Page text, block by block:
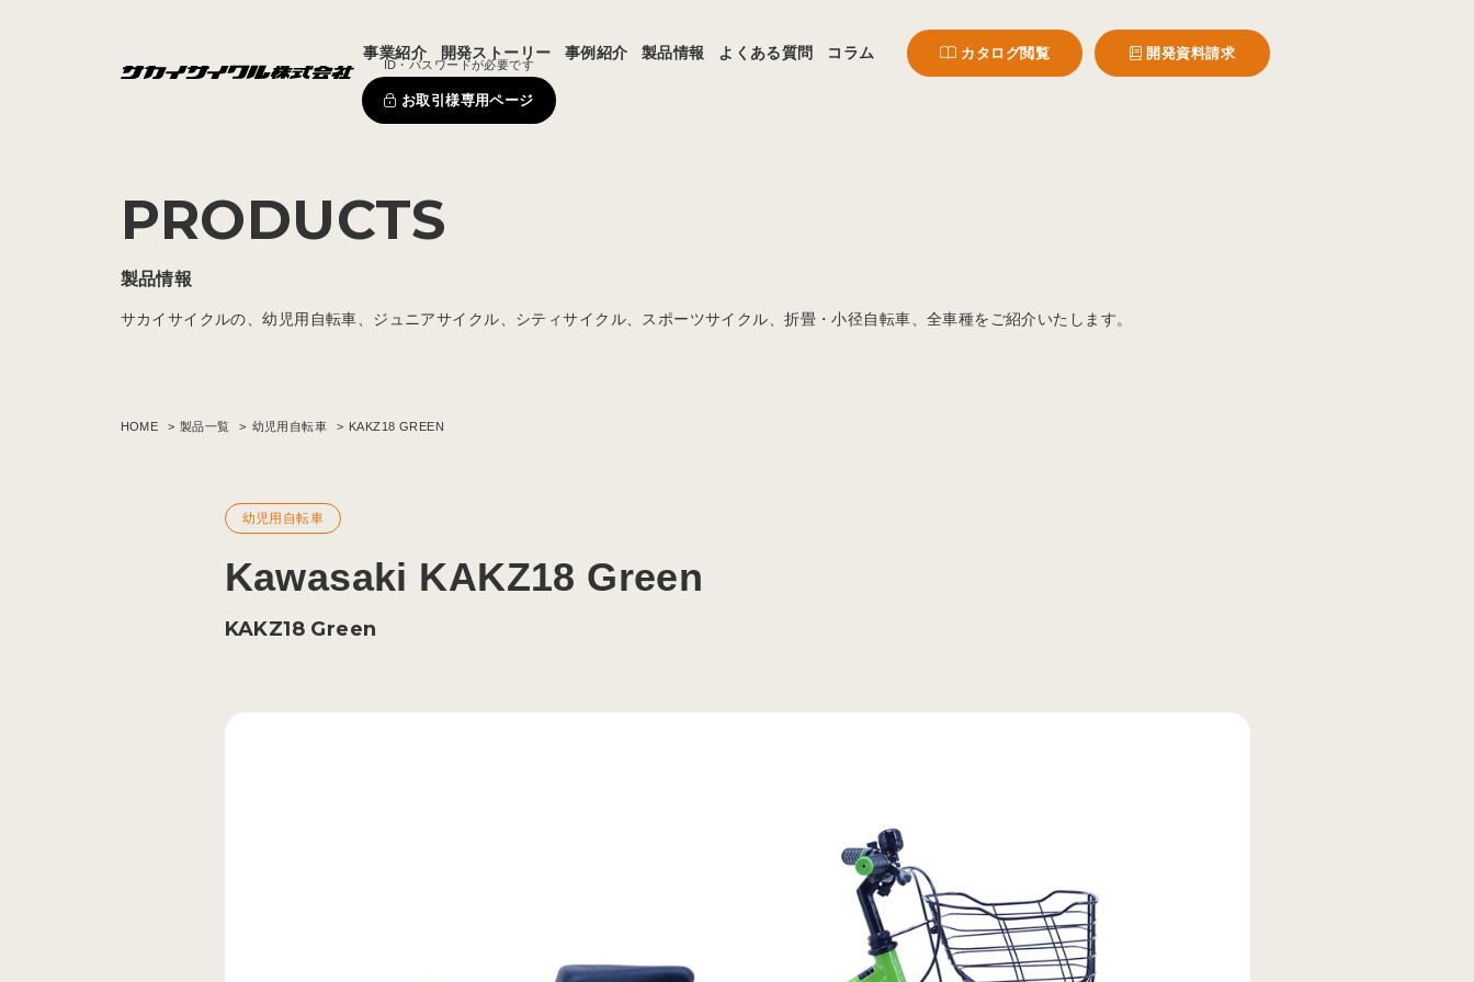
事業紹介 開発ストーリー 事例紹介 製品情報 よくある質問 コラム カタログ閲覧 開発資料請求
お取引様専用ページ
ID・パスワードが必要です
PRODUCTS
製品情報
サカイサイクルの、幼児用自転車、ジュニアサイクル、シティサイクル、スポーツサイクル、折畳・小径自転車、全車種をご紹介いたします。
HOME 製品一覧 幼児用自転車 KAKZ18 GREEN
幼児用自転車
Kawasaki KAKZ18 Green
KAKZ18 Green